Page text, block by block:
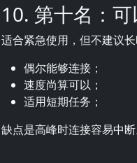
10. 第十名：
适合紧急使用，但不建议
偶尔能够连接；
速度尚算可以；
适用短期任务；
缺点是高峰时连接容易中断